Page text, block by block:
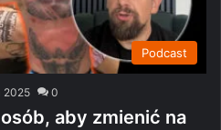
Podcast
2025 0
aby zmienić na